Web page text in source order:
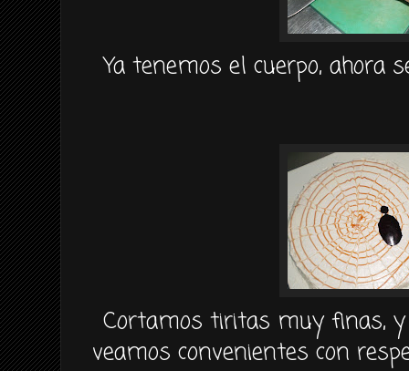
Ya tenemos el cuerpo, ahora
Cortamos tiritas muy finas,
veamos convenientes con